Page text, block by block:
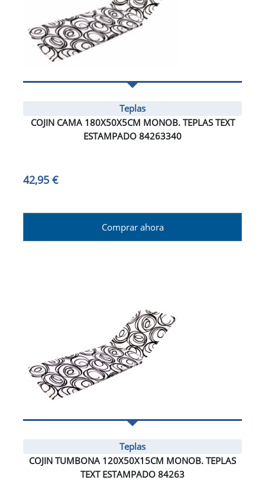
Teplas
COJIN CAMA 180X50X5CM MONOB. TEPLAS TEXT
ESTAMPADO 84263340
42,95 €
Comprar ahora
Teplas
COJIN TUMBONA 120X50X15CM MONOB. TEPLAS
TEXT ESTAMPADO 84263